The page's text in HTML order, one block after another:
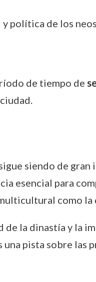
política de los
de tiempo de
siendo de gran
esencial para
como la
de la dinastía y la
pista sobre las